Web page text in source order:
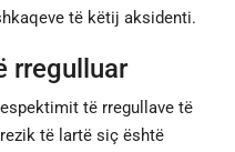
të këtij aksidenti.
rregulluar
të rregullave të
të lartë siç është